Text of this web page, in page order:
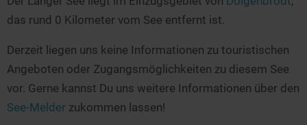
Glamping
Seen in Europa
Österreich
Schweiz
Frankreich
Niederlande
das rund 0 Kilometer vom See entfernt ist.
Derzeit liegen uns keine Informationen zu touristischen
Angeboten oder Zugangsmöglichkeiten zu diesem See
vor. Gerne kannst Du uns weitere Informationen über den
See-Melder zukommen lassen!